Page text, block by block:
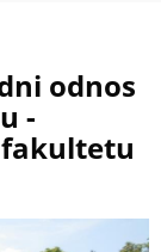
odnos
-